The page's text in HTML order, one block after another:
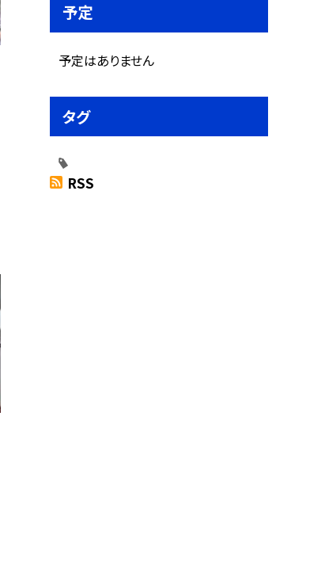
予定
予定はありません
タグ
RSS